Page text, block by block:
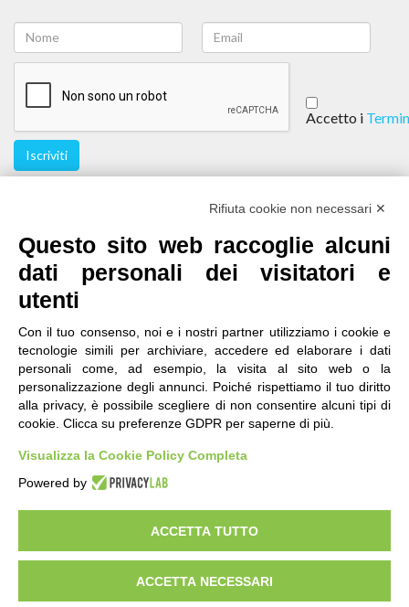
Accetto i
Iscriviti
contatti| qualità accessibilità |privacy|
note legali
IRES Piemonte - Istituto di Ricerche Economico
Sociali del Piemonte
Via Nizza 18, 10125 Torino - C.F.80084650011
P.Iva 04328830015
© 2018 All Rights Reserved
Rifiuta cookie non necessari ✕
Questo sito web raccoglie alcuni
dati personali dei visitatori e
utenti
Con il tuo consenso, noi e i nostri partner utilizziamo i cookie e
tecnologie simili per archiviare, accedere ed elaborare i dati
personali come, ad esempio, la visita al sito web o la
personalizzazione degli annunci. Poiché rispettiamo il tuo diritto
alla privacy, è possibile scegliere di non consentire alcuni tipi di
cookie. Clicca su preferenze GDPR per saperne di più.
Visualizza la Cookie Policy Completa
Powered by
ACCETTA TUTTO
ACCETTA NECESSARI